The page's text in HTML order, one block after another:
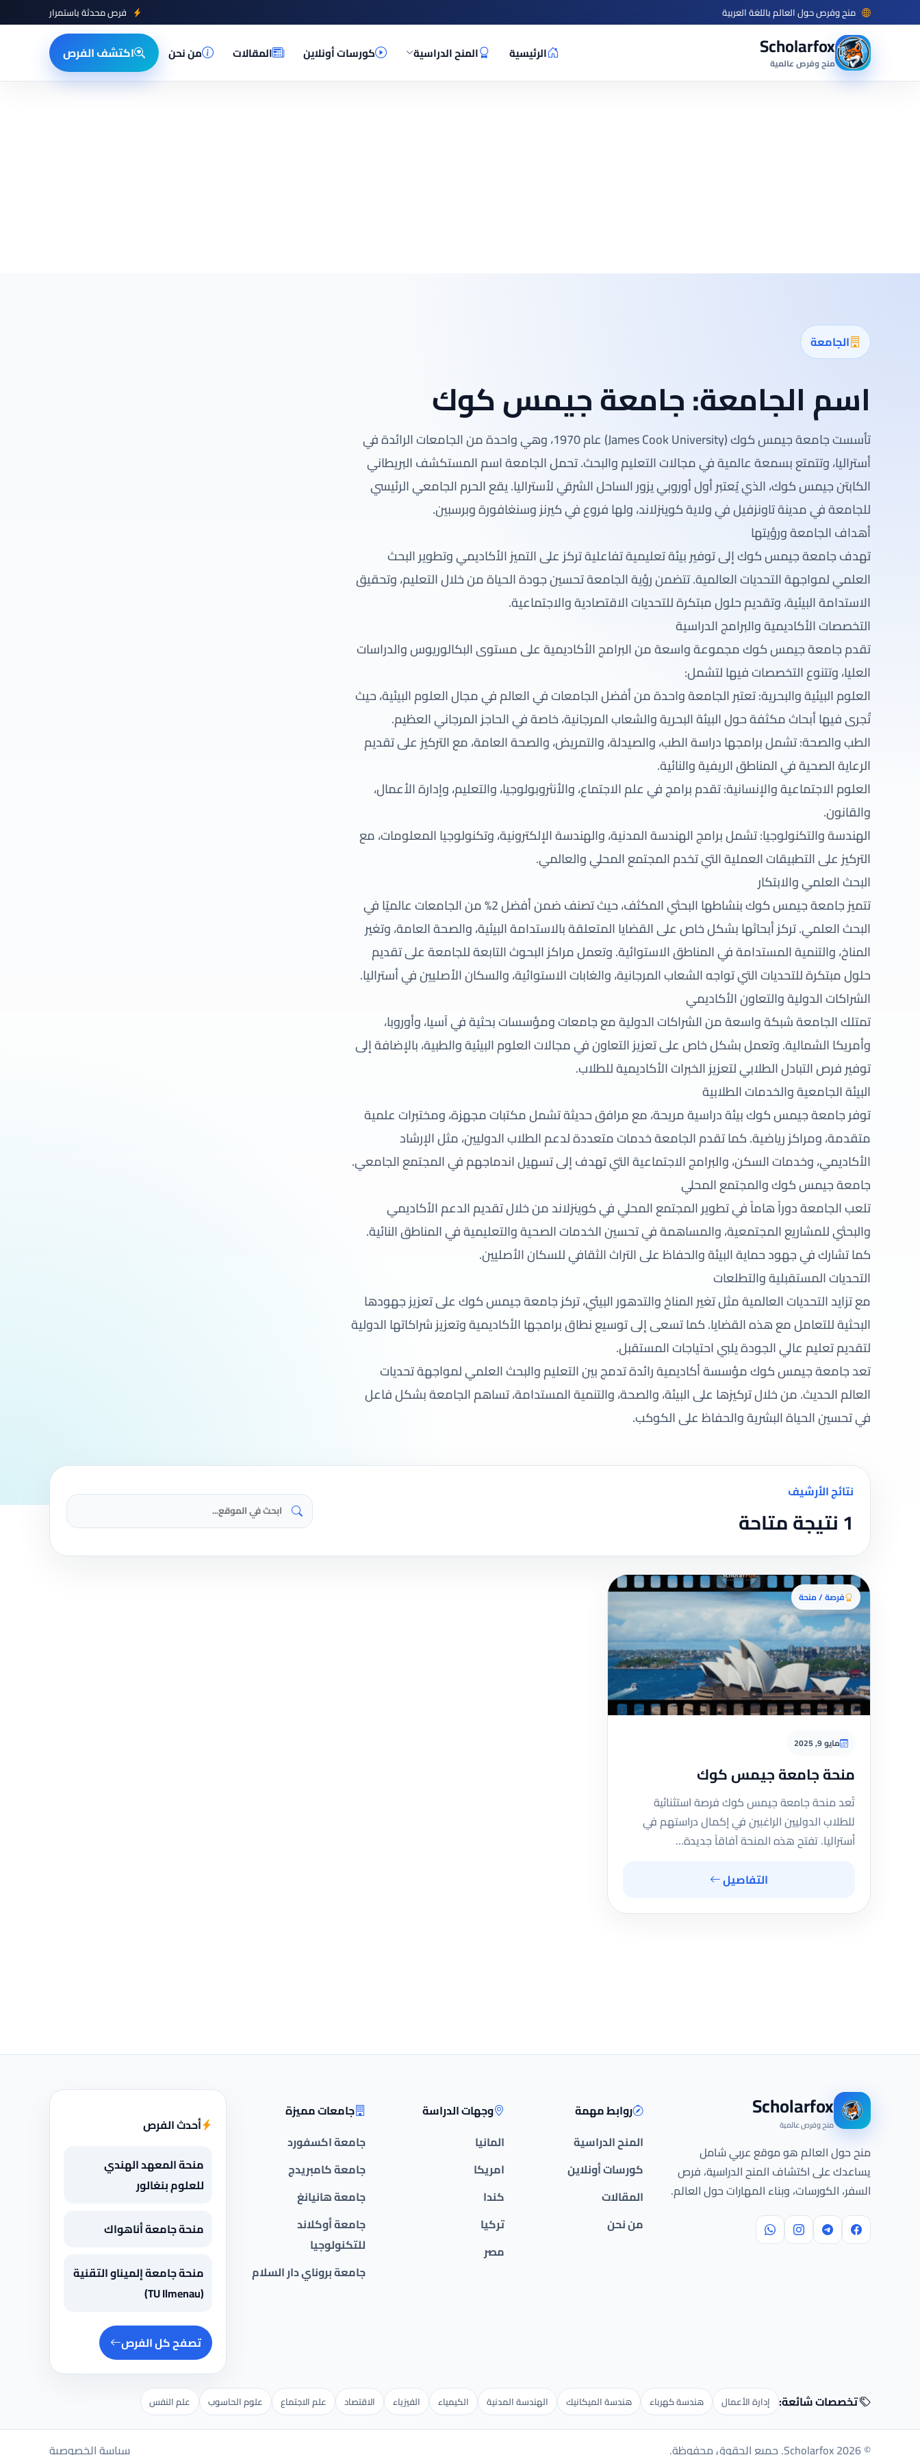
منح وفرص حول العالم باللغة العربية فرص محدثة باستمرار
Scholarfox
منح وفرص عالمية
الرئيسية المنح الدراسية كورسات أونلاين المقالات من نحن اكتشف الفرص
الجامعة
اسم الجامعة:جامعة جيمس كوك
تأسست جامعة جيمس كوك (James Cook University) عام 1970، وهي واحدة من الجامعات الرائدة في
أستراليا، وتتمتع بسمعة عالمية في مجالات التعليم والبحث. تحمل الجامعة اسم المستكشف البريطاني
الكابتن جيمس كوك، الذي يُعتبر أول أوروبي يزور الساحل الشرقي لأستراليا. يقع الحرم الجامعي الرئيسي
للجامعة في مدينة تاونزفيل في ولاية كوينزلاند، ولها فروع في كيرنز وسنغافورة وبرسبين.
أهداف الجامعة ورؤيتها
تهدف جامعة جيمس كوك إلى توفير بيئة تعليمية تفاعلية تركز على التميز الأكاديمي وتطوير البحث
العلمي لمواجهة التحديات العالمية. تتضمن رؤية الجامعة تحسين جودة الحياة من خلال التعليم، وتحقيق
الاستدامة البيئية، وتقديم حلول مبتكرة للتحديات الاقتصادية والاجتماعية.
التخصصات الأكاديمية والبرامج الدراسية
تقدم جامعة جيمس كوك مجموعة واسعة من البرامج الأكاديمية على مستوى البكالوريوس والدراسات
العليا، وتتنوع التخصصات فيها لتشمل:
العلوم البيئية والبحرية: تعتبر الجامعة واحدة من أفضل الجامعات في العالم في مجال العلوم البيئية، حيث
تُجرى فيها أبحاث مكثفة حول البيئة البحرية والشعاب المرجانية، خاصة في الحاجز المرجاني العظيم.
الطب والصحة: تشمل برامجها دراسة الطب، والصيدلة، والتمريض، والصحة العامة، مع التركيز على تقديم
الرعاية الصحية في المناطق الريفية والنائية.
العلوم الاجتماعية والإنسانية: تقدم برامج في علم الاجتماع، والأنثروبولوجيا، والتعليم، وإدارة الأعمال،
والقانون.
الهندسة والتكنولوجيا: تشمل برامج الهندسة المدنية، والهندسة الإلكترونية، وتكنولوجيا المعلومات، مع
التركيز على التطبيقات العملية التي تخدم المجتمع المحلي والعالمي.
البحث العلمي والابتكار
تتميز جامعة جيمس كوك بنشاطها البحثي المكثف، حيث تصنف ضمن أفضل 2% من الجامعات عالميًا في
البحث العلمي. تركز أبحاثها بشكل خاص على القضايا المتعلقة بالاستدامة البيئية، والصحة العامة، وتغير
المناخ، والتنمية المستدامة في المناطق الاستوائية. وتعمل مراكز البحوث التابعة للجامعة على تقديم
حلول مبتكرة للتحديات التي تواجه الشعاب المرجانية، والغابات الاستوائية، والسكان الأصليين في أستراليا.
الشراكات الدولية والتعاون الأكاديمي
تمتلك الجامعة شبكة واسعة من الشراكات الدولية مع جامعات ومؤسسات بحثية في آسيا، وأوروبا،
وأمريكا الشمالية. وتعمل بشكل خاص على تعزيز التعاون في مجالات العلوم البيئية والطبية، بالإضافة إلى
توفير فرص التبادل الطلابي لتعزيز الخبرات الأكاديمية للطلاب.
البيئة الجامعية والخدمات الطلابية
توفر جامعة جيمس كوك بيئة دراسية مريحة، مع مرافق حديثة تشمل مكتبات مجهزة، ومختبرات علمية
متقدمة، ومراكز رياضية. كما تقدم الجامعة خدمات متعددة لدعم الطلاب الدوليين، مثل الإرشاد
الأكاديمي، وخدمات السكن، والبرامج الاجتماعية التي تهدف إلى تسهيل اندماجهم في المجتمع الجامعي.
جامعة جيمس كوك والمجتمع المحلي
تلعب الجامعة دوراً هاماً في تطوير المجتمع المحلي في كوينزلاند من خلال تقديم الدعم الأكاديمي
والبحثي للمشاريع المجتمعية، والمساهمة في تحسين الخدمات الصحية والتعليمية في المناطق النائية.
كما تشارك في جهود حماية البيئة والحفاظ على التراث الثقافي للسكان الأصليين.
التحديات المستقبلية والتطلعات
مع تزايد التحديات العالمية مثل تغير المناخ والتدهور البيئي، تركز جامعة جيمس كوك على تعزيز جهودها
البحثية للتعامل مع هذه القضايا. كما تسعى إلى توسيع نطاق برامجها الأكاديمية وتعزيز شراكاتها الدولية
لتقديم تعليم عالي الجودة يلبي احتياجات المستقبل.
تعد جامعة جيمس كوك مؤسسة أكاديمية رائدة تدمج بين التعليم والبحث العلمي لمواجهة تحديات
العالم الحديث. من خلال تركيزها على البيئة، والصحة، والتنمية المستدامة، تساهم الجامعة بشكل فاعل
في تحسين الحياة البشرية والحفاظ على الكوكب.
نتائج الأرشيف
1 نتيجة متاحة
فرصة / منحة
مايو 9, 2025
منحة جامعة جيمس كوك
تُعد منحة جامعة جيمس كوك فرصة استثنائية
للطلاب الدوليين الراغبين في إكمال دراستهم في
أستراليا. تفتح هذه المنحة آفاقاً جديدة…
التفاصيل
Scholarfox
منح وفرص عالمية
منح حول العالم هو موقع عربي شامل
يساعدك على اكتشاف المنح الدراسية، فرص
السفر، الكورسات، وبناء المهارات حول العالم.
روابط مهمة
المنح الدراسية
كورسات أونلاين
المقالات
من نحن
وجهات الدراسة
المانيا
امريكا
كندا
تركيا
مصر
جامعات مميزة
جامعة اكسفورد
جامعة كامبريدج
جامعة هانيانغ
جامعة أوكلاند
للتكنولوجيا
جامعة بروناي دار السلام
أحدث الفرص
منحة المعهد الهندي
للعلوم بنغالور
منحة جامعة أناهواك
منحة جامعة إلميناو التقنية
(TU Ilmenau)
تصفح كل الفرص
تخصصات شائعة: إدارة الأعمال هندسة كهرباء هندسة الميكانيك الهندسة المدنية الكيمياء الفيزياء الاقتصاد علم الاجتماع علوم الحاسوب علم النفس
© 2026 Scholarfox. جميع الحقوق محفوظة. سياسة الخصوصية